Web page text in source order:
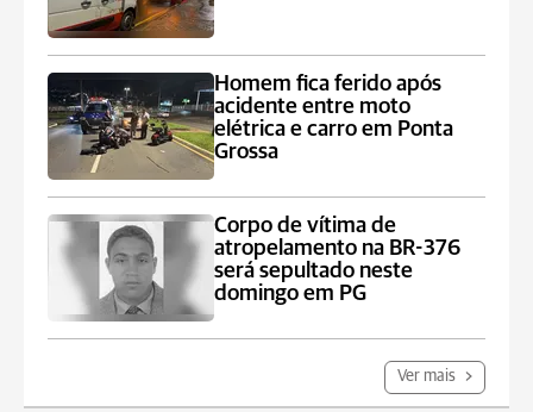
Homem fica ferido após
acidente entre moto
elétrica e carro em Ponta
Grossa
Corpo de vítima de
atropelamento na BR-376
será sepultado neste
domingo em PG
Ver mais